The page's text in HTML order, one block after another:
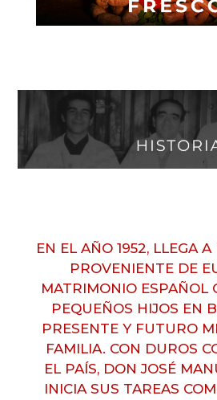
EN EL AÑO 1952, LLEGA
PROVENIENTE DE
MATRIMONIO ESPAÑOL
PEQUEÑOS HIJOS EN
PRESENTE Y FUTURO
FAMILIA. CON DUROS
EL PAÍS, DON JOSÉ
INICIA SUS TAREAS